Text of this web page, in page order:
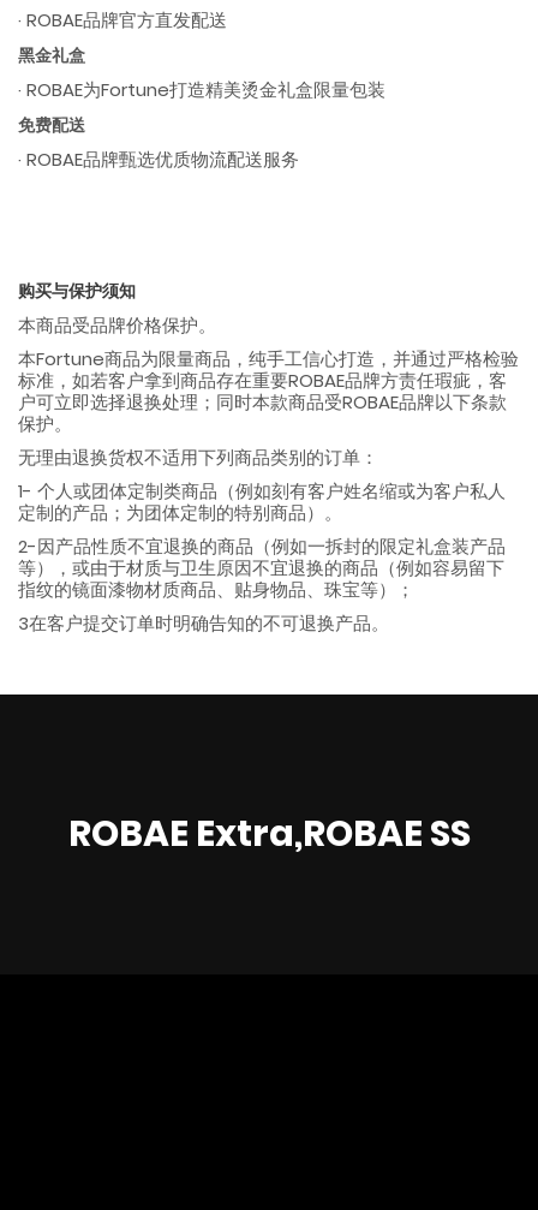
· ROBAE品牌官方直发配送
黑金礼盒
· ROBAE为Fortune打造精美烫金礼盒限量包装
免费配送
· ROBAE品牌甄选优质物流配送服务
购买与保护须知
本商品受品牌价格保护。
本Fortune商品为限量商品，纯手工信心打造，并通过严格检验
标准，如若客户拿到商品存在重要ROBAE品牌方责任瑕疵，客
户可立即选择退换处理；同时本款商品受ROBAE品牌以下条款
保护。
无理由退换货权不适用下列商品类别的订单：
1- 个人或团体定制类商品（例如刻有客户姓名缩或为客户私人
定制的产品；为团体定制的特别商品）。
2-因产品性质不宜退换的商品（例如一拆封的限定礼盒装产品
等），或由于材质与卫生原因不宜退换的商品（例如容易留下
指纹的镜面漆物材质商品、贴身物品、珠宝等）；
3在客户提交订单时明确告知的不可退换产品。
ROBAE Extra,ROBAE SS